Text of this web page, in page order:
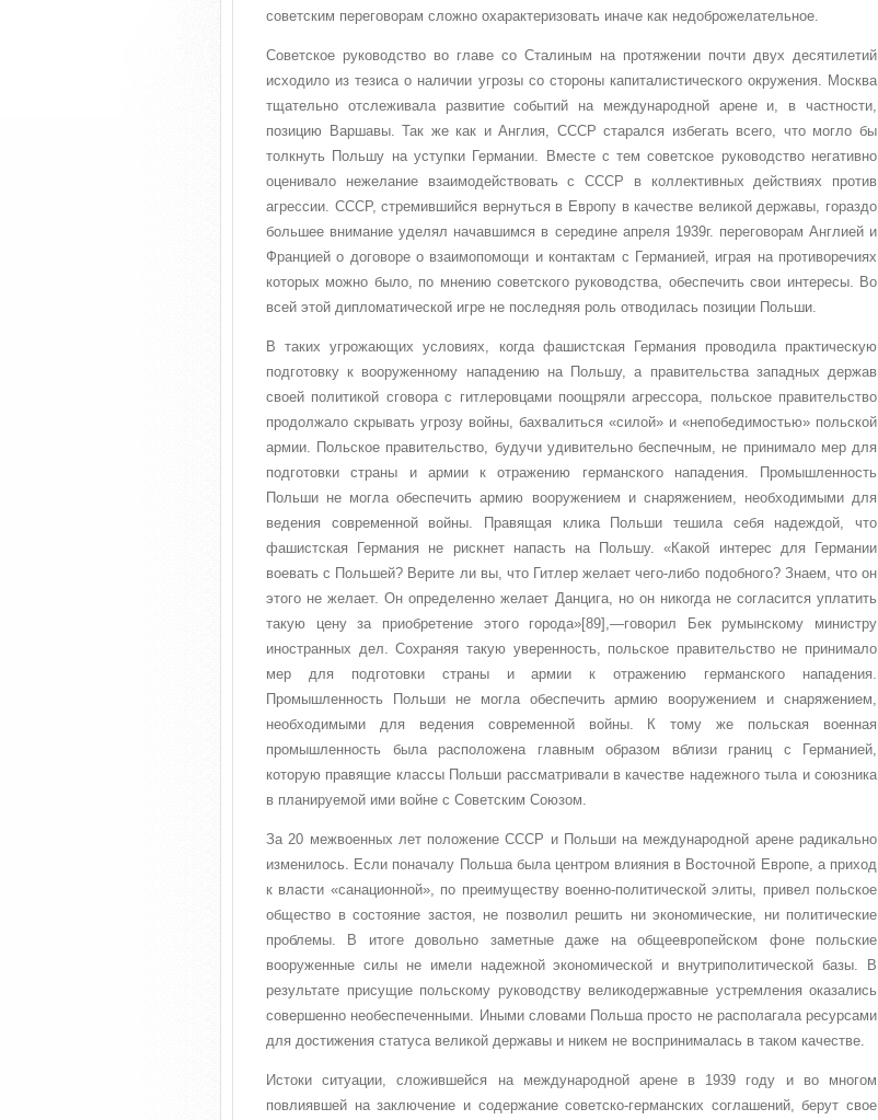
советским переговорам сложно охарактеризовать иначе как недоброжелательное.
Советское руководство во главе со Сталиным на протяжении почти двух десятилетий
исходило из тезиса о наличии угрозы со стороны капиталистического окружения. Москва
тщательно отслеживала развитие событий на международной арене и, в частности,
позицию Варшавы. Так же как и Англия, СССР старался избегать всего, что могло бы
толкнуть Польшу на уступки Германии. Вместе с тем советское руководство негативно
оценивало нежелание взаимодействовать с СССР в коллективных действиях против
агрессии. СССР, стремившийся вернуться в Европу в качестве великой державы, гораздо
большее внимание уделял начавшимся в середине апреля 1939г. переговорам Англией и
Францией о договоре о взаимопомощи и контактам с Германией, играя на противоречиях
которых можно было, по мнению советского руководства, обеспечить свои интересы. Во
всей этой дипломатической игре не последняя роль отводилась позиции Польши.
В таких угрожающих условиях, когда фашистская Германия проводила практическую
подготовку к вооруженному нападению на Польшу, а правительства западных держав
своей политикой сговора с гитлеровцами поощряли агрессора, польское правительство
продолжало скрывать угрозу войны, бахвалиться «силой» и «непобедимостью» польской
армии. Польское правительство, будучи удивительно беспечным, не принимало мер для
подготовки страны и армии к отражению германского нападения. Промышленность
Польши не могла обеспечить армию вооружением и снаряжением, необходимыми для
ведения современной войны. Правящая клика Польши тешила себя надеждой, что
фашистская Германия не рискнет напасть на Польшу. «Какой интерес для Германии
воевать с Польшей? Верите ли вы, что Гитлер желает чего-либо подобного? Знаем, что он
этого не желает. Он определенно желает Данцига, но он никогда не согласится уплатить
такую цену за приобретение этого города»[89],—говорил Бек румынскому министру
иностранных дел. Сохраняя такую уверенность, польское правительство не принимало
мер для подготовки страны и армии к отражению германского нападения.
Промышленность Польши не могла обеспечить армию вооружением и снаряжением,
необходимыми для ведения современной войны. К тому же польская военная
промышленность была расположена главным образом вблизи границ с Германией,
которую правящие классы Польши рассматривали в качестве надежного тыла и союзника
в планируемой ими войне с Советским Союзом.
За 20 межвоенных лет положение СССР и Польши на международной арене радикально
изменилось. Если поначалу Польша была центром влияния в Восточной Европе, а приход
к власти «санационной», по преимуществу военно-политической элиты, привел польское
общество в состояние застоя, не позволил решить ни экономические, ни политические
проблемы. В итоге довольно заметные даже на общеевропейском фоне польские
вооруженные силы не имели надежной экономической и внутриполитической базы. В
результате присущие польскому руководству великодержавные устремления оказались
совершенно необеспеченными. Иными словами Польша просто не располагала ресурсами
для достижения статуса великой державы и никем не воспринималась в таком качестве.
Истоки ситуации, сложившейся на международной арене в 1939 году и во многом
повлиявшей на заключение и содержание советско-германских соглашений, берут свое